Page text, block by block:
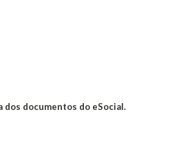
documentos do eSocial.